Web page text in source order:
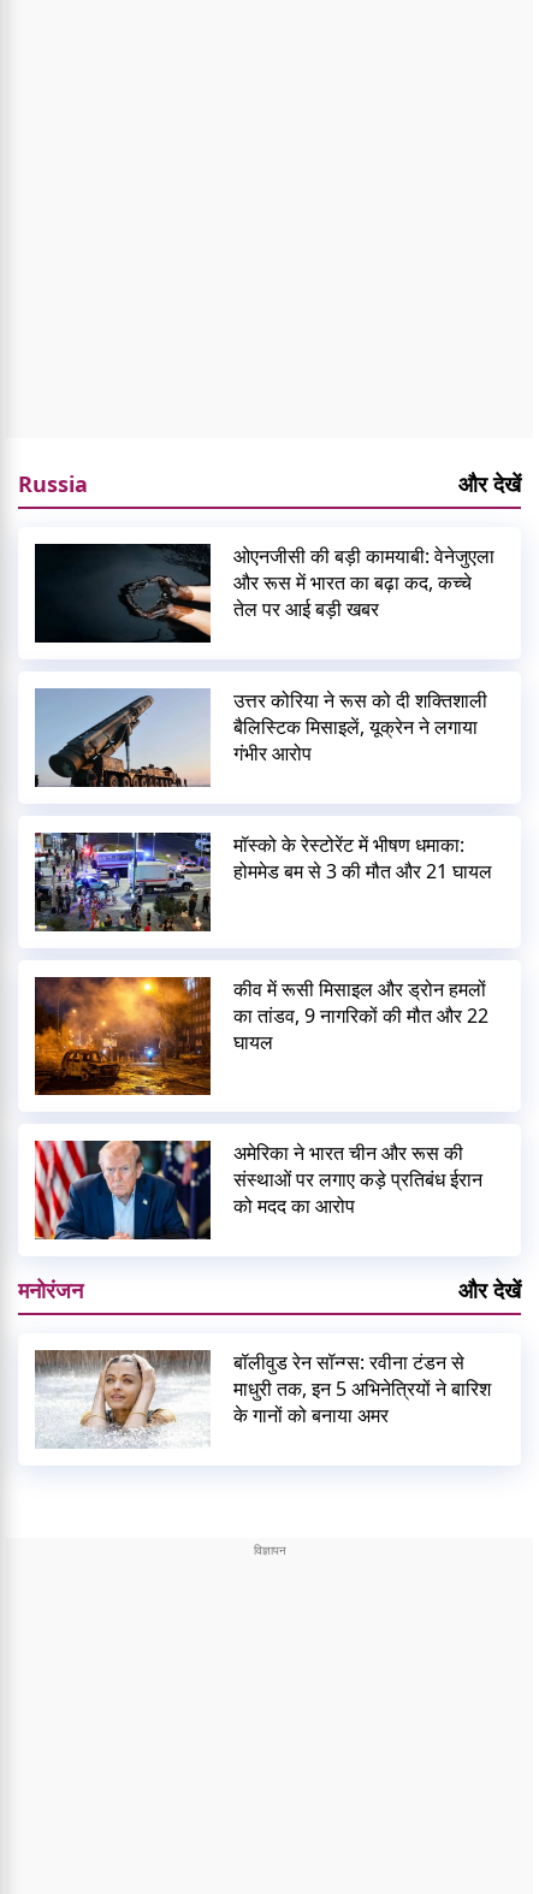
Russia और देखें
ओएनजीसी की बड़ी कामयाबी: वेनेजुएला
और रूस में भारत का बढ़ा कद, कच्चे
तेल पर आई बड़ी खबर
उत्तर कोरिया ने रूस को दी शक्तिशाली
बैलिस्टिक मिसाइलें, यूक्रेन ने लगाया
गंभीर आरोप
मॉस्को के रेस्टोरेंट में भीषण धमाका:
होममेड बम से 3 की मौत और 21 घायल
कीव में रूसी मिसाइल और ड्रोन हमलों
का तांडव, 9 नागरिकों की मौत और 22
घायल
अमेरिका ने भारत चीन और रूस की
संस्थाओं पर लगाए कड़े प्रतिबंध ईरान
को मदद का आरोप
मनोरंजन और देखें
बॉलीवुड रेन सॉन्ग्स: रवीना टंडन से
माधुरी तक, इन 5 अभिनेत्रियों ने बारिश
के गानों को बनाया अमर